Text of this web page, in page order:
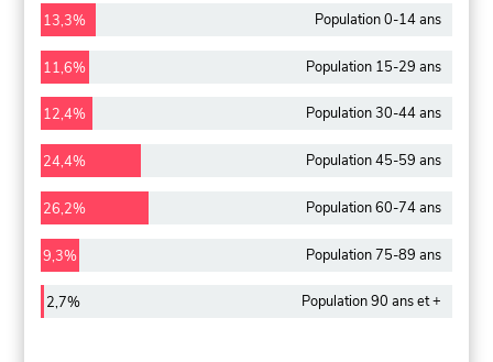
13,3% Population 0-14 ans
11,6% Population 15-29 ans
12,4% Population 30-44 ans
24,4% Population 45-59 ans
26,2% Population 60-74 ans
9,3% Population 75-89 ans
2,7% Population 90 ans et +